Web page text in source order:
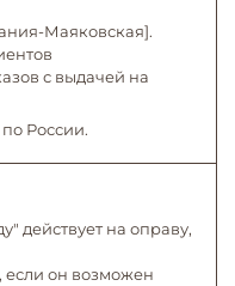
Маяковская].
с выдачей на
России.
действует на оправу,
если он возможен